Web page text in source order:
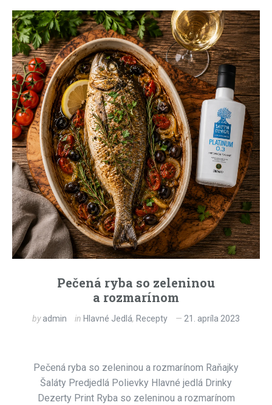
Pečená ryba so zeleninou
a rozmarínom
byadmin in Hlavné Jedlá, Recepty 21. apríla 2023
Pečená ryba so zeleninou a rozmarínom Raňajky
Šaláty Predjedlá Polievky Hlavné jedlá Drinky
Dezerty Print Ryba so zeleninou a rozmarínom